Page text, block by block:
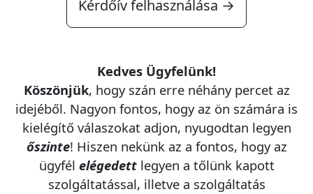
Kérdőív felhasználása →
Kedves Ügyfelünk!
Köszönjük, hogy szán erre néhány percet az
idejéből. Nagyon fontos, hogy az ön számára is
kielégítő válaszokat adjon, nyugodtan legyen
őszinte! Hiszen nekünk az a fontos, hogy az
ügyfél elégedettlegyen a tőlünk kapott
szolgáltatással, illetve a szolgáltatás